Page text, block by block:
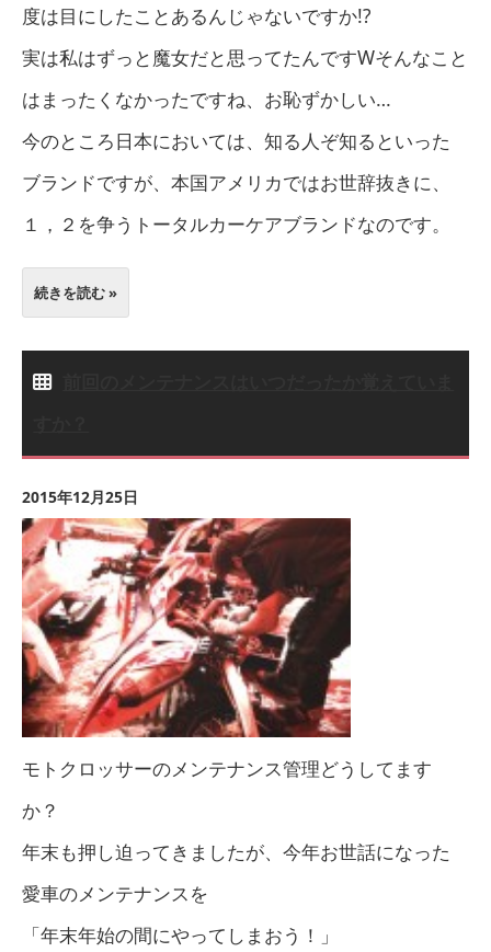
度は目にしたことあるんじゃないですか!?
実は私はずっと魔女だと思ってたんですWそんなこと
はまったくなかったですね、お恥ずかしい…
今のところ日本においては、知る人ぞ知るといった
ブランドですが、本国アメリカではお世辞抜きに、
１，２を争うトータルカーケアブランドなのです。
続きを読む »
2015年12月25日
モトクロッサーのメンテナンス管理どうしてます
か？
年末も押し迫ってきましたが、今年お世話になった
愛車のメンテナンスを
「年末年始の間にやってしまおう！」